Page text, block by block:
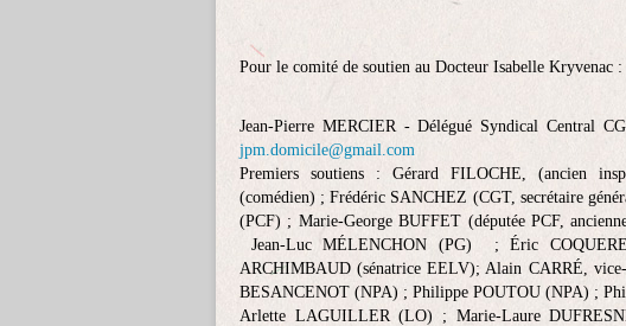
Pour le comité de soutien au Docteur Isabelle Kryvenac :
Jean-Pierre MERCIER - Délégué Syndical Central
jpm.domicile@gmail.com
Premiers soutiens : Gérard FILOCHE, (ancien
(comédien) ; Frédéric SANCHEZ (CGT, secrétaire
(PCF) ; Marie-George BUFFET (députée PCF,
Jean-Luc MÉLENCHON (PG) ; Éric
ARCHIMBAUD (sénatrice EELV); Alain CARRÉ,
BESANCENOT (NPA) ; Philippe POUTOU (NPA) ;
Arlette LAGUILLER (LO) ; Marie-Laure